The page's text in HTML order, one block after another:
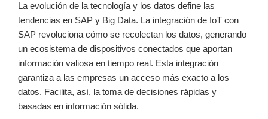
La evolución de la tecnología y los datos define las
tendencias en SAP y Big Data. La integración de IoT con
SAP revoluciona cómo se recolectan los datos, generando
un ecosistema de dispositivos conectados que aportan
información valiosa en tiempo real. Esta integración
garantiza a las empresas un acceso más exacto a los
datos. Facilita, así, la toma de decisiones rápidas y
basadas en información sólida.